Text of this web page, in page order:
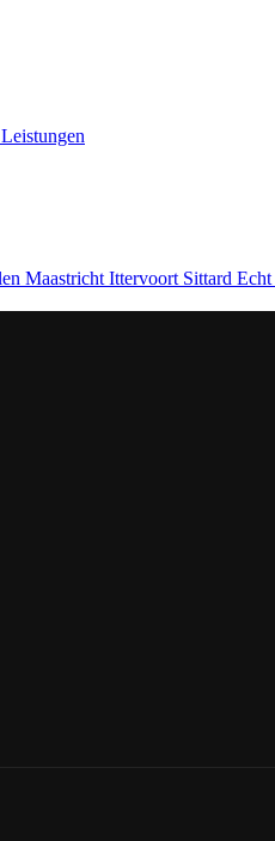
Maastricht Ittervoort Sittard Echt